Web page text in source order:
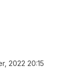
2022 20:15